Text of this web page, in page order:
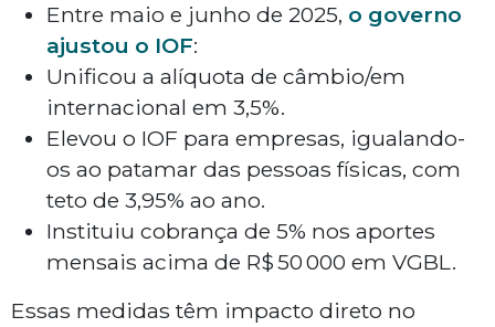
Entre maio e junho de 2025, o governo
ajustou o IOF:
Unificou a alíquota de câmbio/em
internacional em 3,5%.
Elevou o IOF para empresas, igualando-
os ao patamar das pessoas físicas, com
teto de 3,95% ao ano.
Instituiu cobrança de 5% nos aportes
mensais acima de R$ 50 000 em VGBL.
Essas medidas têm impacto direto no